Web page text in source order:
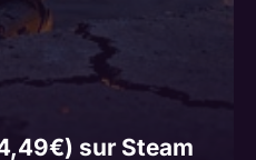
sur Steam